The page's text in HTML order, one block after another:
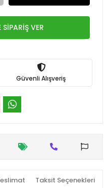
VER
Güvenli Alışveriş
Taksit Seçenekleri